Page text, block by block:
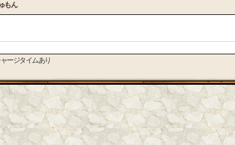
もん
ージタイムあり